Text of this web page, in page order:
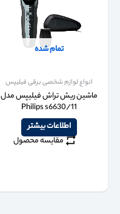
تمام شده
انواع لوازم شخصی برقی فیلیپس
ماشین ریش تراش فیلیپس مدل
Philips s6630/11
اطلاعات بیشتر
مقایسه محصول